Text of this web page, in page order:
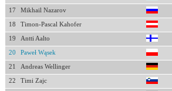
17 Mikhail Nazarov
18 Timon-Pascal Kahofer
19 Antti Aalto
20 Paweł Wąsek
21 Andreas Wellinger
22 Timi Zajc